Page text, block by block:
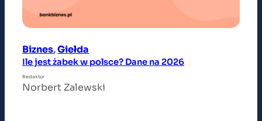
Biznes, Giełda
Ile jest żabek w polsce? Dane na 2026
Redaktor
Norbert Zalewski